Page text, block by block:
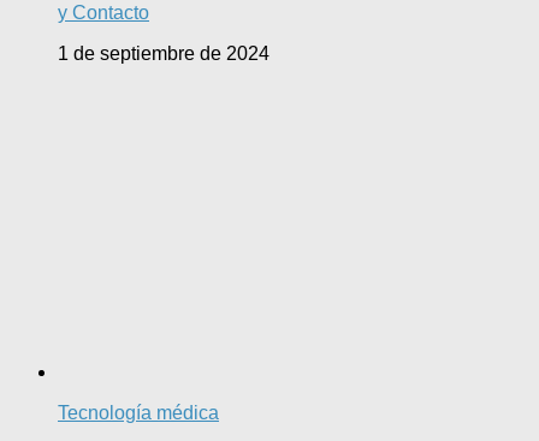
y Contacto
1 de septiembre de 2024
Tecnología médica